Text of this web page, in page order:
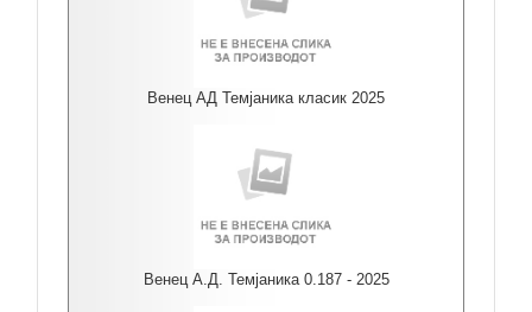
Венец АД Темјаника класик 2025
Венец А.Д. Темјаника 0.187 - 2025